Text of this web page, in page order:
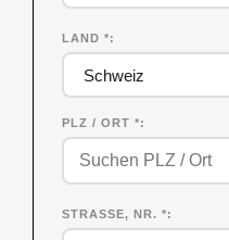
LAND *
PLZ / ORT *
STRASSE, NR. *